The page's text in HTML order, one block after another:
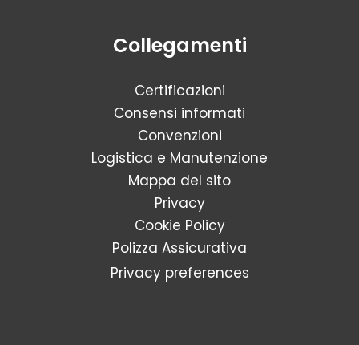
Collegamenti
Certificazioni
Consensi informati
Convenzioni
Logistica e Manutenzione
Mappa del sito
Privacy
Cookie Policy
Polizza Assicurativa
Privacy preferences